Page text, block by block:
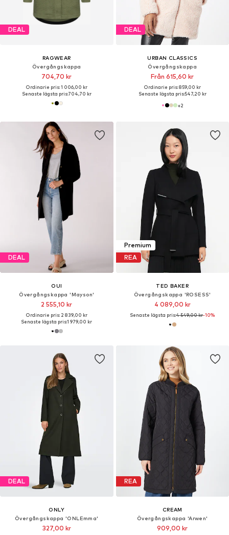
DEAL
RAGWEAR
Övergångskappa
704,70 kr
Ordinarie pris: 1 006,00 kr
Senaste lägsta pris:704,70 kr
DEAL
URBAN CLASSICS
Övergångskappa
Från 615,60 kr
Ordinarie pris: 859,00 kr
Senaste lägsta pris:547,20 kr
+2
DEAL
OUI
Övergångskappa 'Mayson'
2 555,10 kr
Ordinarie pris: 2 839,00 kr
Senaste lägsta pris:1 979,00 kr
Premium
REA
TED BAKER
Övergångskappa 'ROSESS'
4 089,00 kr
Senaste lägsta pris:4 549,00 kr-10%
DEAL
ONLY
Övergångskappa 'ONLEmma'
327,00 kr
REA
CREAM
Övergångskappa 'Arwen'
909,00 kr